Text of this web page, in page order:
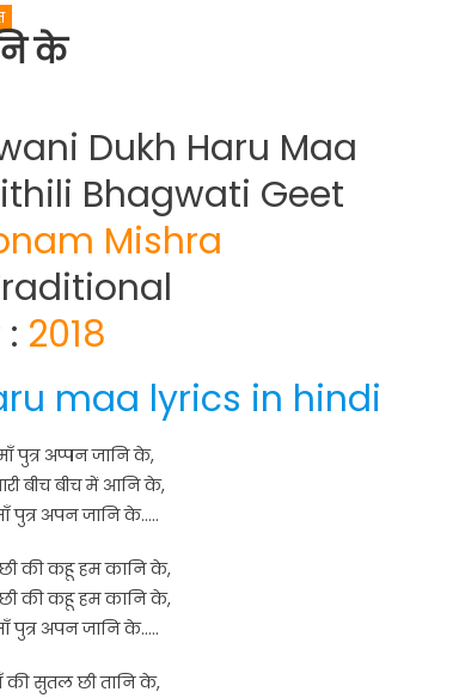
के
Dukh Haru Maa
Bhagwati Geet
Mishra
2018
maa lyrics in hindi
पुत्र अप्पन जानि के,
बीच बीच में आनि के,
पुत्र अपन जानि के…..
की कहू हम कानि के,
की कहू हम कानि के,
पुत्र अपन जानि के…..
की सुतल छी तानि के,